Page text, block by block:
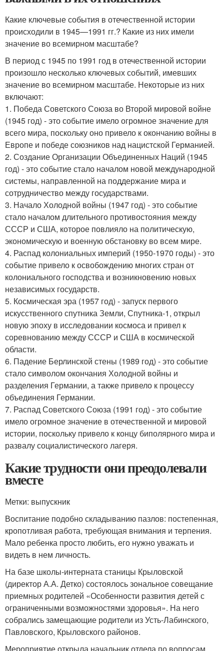
Какие ключевые события в отечественной истории
происходили в 1945—1991 гг.? Какие из них имели
значение во всемирном масштабе?
В период с 1945 по 1991 год в отечественной истории
произошло несколько ключевых событий, имевших
значение во всемирном масштабе. Некоторые из них
включают:
1. Победа Советского Союза во Второй мировой войне
(1945 год) - это событие имело огромное значение для
всего мира, поскольку оно привело к окончанию войны в
Европе и победе союзников над нацистской Германией.
2. Создание Организации Объединенных Наций (1945
год) - это событие стало началом новой международной
системы, направленной на поддержание мира и
сотрудничество между государствами.
3. Начало Холодной войны (1947 год) - это событие
стало началом длительного противостояния между
СССР и США, которое повлияло на политическую,
экономическую и военную обстановку во всем мире.
4. Распад колониальных империй (1950-1970 годы) - это
событие привело к освобождению многих стран от
колониального господства и возникновению новых
независимых государств.
5. Космическая эра (1957 год) - запуск первого
искусственного спутника Земли, Спутника-1, открыл
новую эпоху в исследовании космоса и привел к
соревнованию между СССР и США в космической
области.
6. Падение Берлинской стены (1989 год) - это событие
стало символом окончания Холодной войны и
разделения Германии, а также привело к процессу
объединения Германии.
7. Распад Советского Союза (1991 год) - это событие
имело огромное значение в отечественной и мировой
истории, поскольку привело к концу биполярного мира и
развалу социалистического лагеря.
Какие трудности они преодолевали
вместе
Метки: выпускник
Воспитание подобно складыванию пазлов: постепенная,
кропотливая работа, требующая внимания и терпения.
Мало ребенка просто любить, его нужно уважать и
видеть в нем личность.
На базе школы-интерната станицы Крыловской
(директор А.А. Детко) состоялось зональное совещание
приемных родителей «Особенности развития детей с
ограниченными возможностями здоровья». На него
собрались замещающие родители из Усть-Лабинского,
Павловского, Крыловского районов.